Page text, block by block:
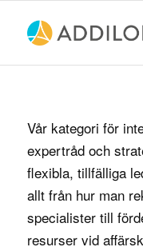
Vår kategori för
expertråd och
flexibla, tillfälliga
allt från hur man
specialister till
resurser vid